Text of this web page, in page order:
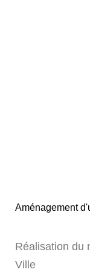
Aménagement
Réalisation du
Ville